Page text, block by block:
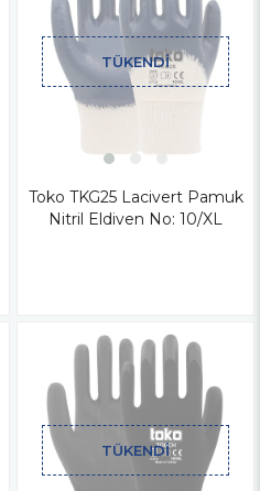
TÜKENDI
Toko TKG25 Lacivert Pamuk
Nitril Eldiven No: 10/XL
TÜKENDI